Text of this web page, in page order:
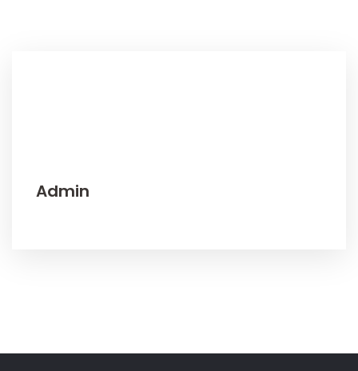
Admin